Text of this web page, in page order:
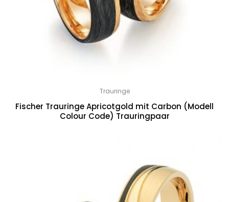
Trauringe
Fischer Trauringe Apricotgold mit Carbon (Modell
Colour Code) Trauringpaar